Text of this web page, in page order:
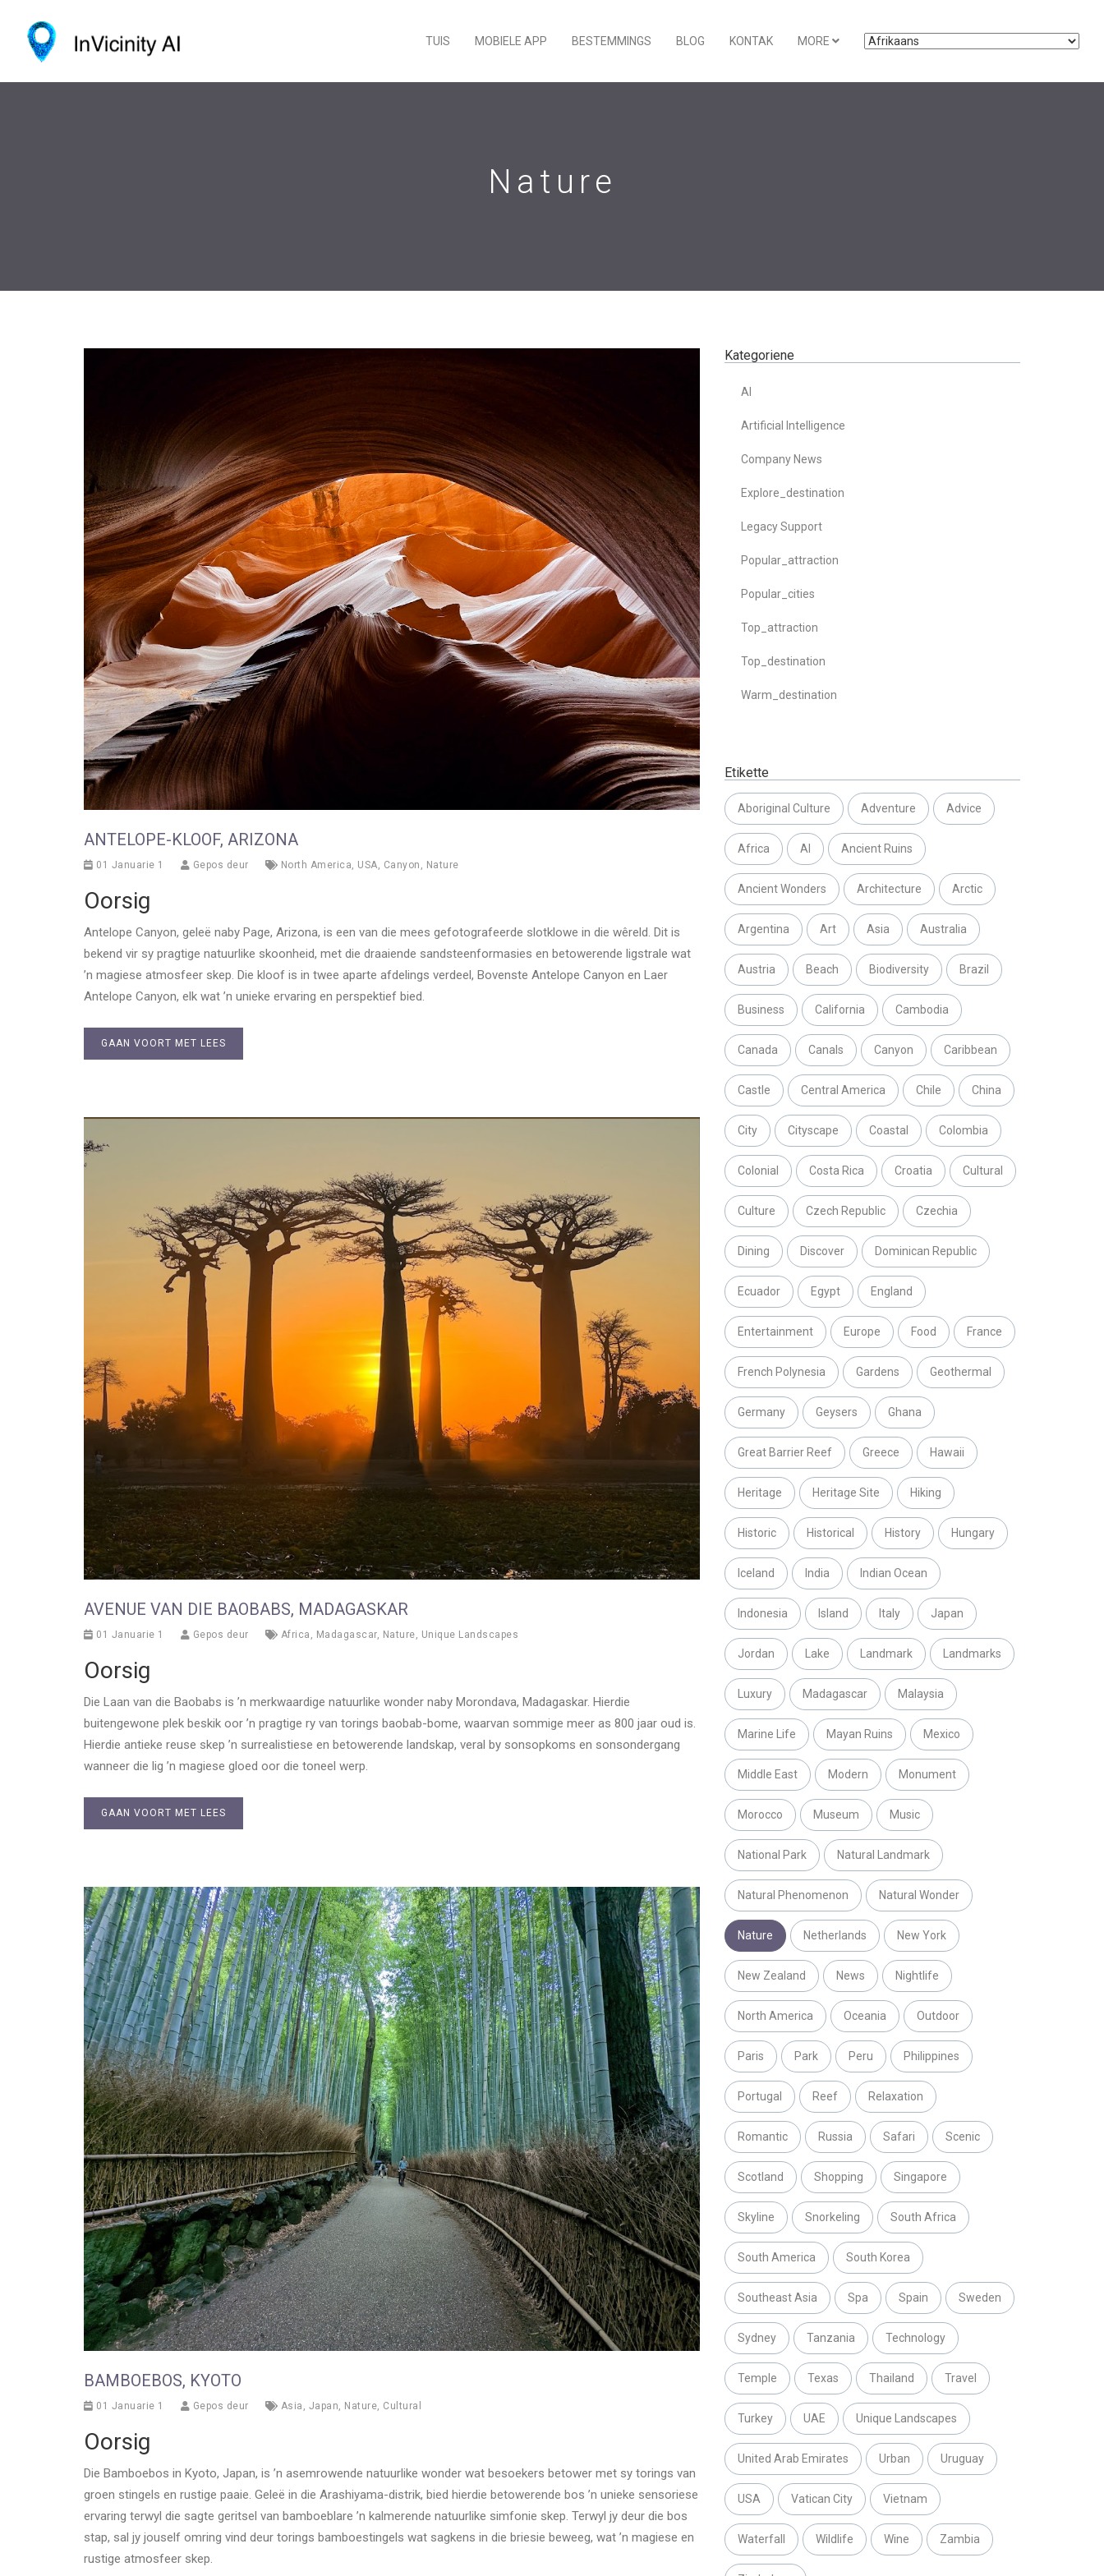
TUIS MOBIELE APP BESTEMMINGS BLOG KONTAK MORE
Nature
ANTELOPE-KLOOF, ARIZONA
01 Januarie 1 Gepos deur North America, USA, Canyon , Nature
Oorsig
Antelope Canyon, geleë naby Page, Arizona, is een van die mees gefotografeerde slotklowe in die wêreld. Dit is
bekend vir sy pragtige natuurlike skoonheid, met die draaiende sandsteenformasies en betowerende ligstrale wat
’n magiese atmosfeer skep. Die kloof is in twee aparte afdelings verdeel, Bovenste Antelope Canyon en Laer
Antelope Canyon, elk wat ’n unieke ervaring en perspektief bied.
GAAN VOORT MET LEES
AVENUE VAN DIE BAOBABS, MADAGASKAR
01 Januarie 1 Gepos deur Africa Madagascar, Nature Unique Landscapes
Oorsig
Die Laan van die Baobabs is ’n merkwaardige natuurlike wonder naby Morondava, Madagaskar. Hierdie
buitengewone plek beskik oor ’n pragtige ry van torings baobab-bome, waarvan sommige meer as 800 jaar oud is.
Hierdie antieke reuse skep ’n surrealistiese en betowerende landskap, veral by sonsopkoms en sonsondergang
wanneer die lig ’n magiese gloed oor die toneel werp.
GAAN VOORT MET LEES
BAMBOEBOS, KYOTO
01 Januarie 1 Gepos deur Asia Japan Nature Cultural
Oorsig
Die Bamboebos in Kyoto, Japan, is ’n asemrowende natuurlike wonder wat besoekers betower met sy torings van
groen stingels en rustige paaie. Geleë in die Arashiyama-distrik, bied hierdie betowerende bos ’n unieke sensoriese
ervaring terwyl die sagte geritsel van bamboeblare ’n kalmerende natuurlike simfonie skep. Terwyl jy deur die bos
stap, sal jy jouself omring vind deur torings bamboestingels wat sagkens in die briesie beweeg, wat ’n magiese en
rustige atmosfeer skep.
Kategoriene
AI
Artificial Intelligence
Company News
Explore_destination
Legacy Support
Popular_attraction
Popular_cities
Top_attraction
Top_destination
Warm_destination
Etikette
Aboriginal Culture Adventure Advice
Africa AI Ancient Ruins
Ancient Wonders Architecture Arctic
Argentina Art Asia Australia
Austria Beach Biodiversity Brazil
Business California Cambodia
Canada Canals Canyon Caribbean
Castle Central America Chile China
City Cityscape Coastal Colombia
Colonial Costa Rica Croatia Cultural
Culture Czech Republic Czechia
Dining Discover Dominican Republic
Ecuador Egypt England
Entertainment Europe Food France
French Polynesia Gardens Geothermal
Germany Geysers Ghana
Great Barrier Reef Greece Hawaii
Heritage Heritage Site Hiking
Historic Historical History Hungary
Iceland India Indian Ocean
Indonesia Island Italy Japan
Jordan Lake Landmark Landmarks
Luxury Madagascar Malaysia
Marine Life Mayan Ruins Mexico
Middle East Modern Monument
Morocco Museum Music
National Park Natural Landmark
Natural Phenomenon Natural Wonder
Nature Netherlands New York
New Zealand News Nightlife
North America Oceania Outdoor
Paris Park Peru Philippines
Portugal Reef Relaxation
Romantic Russia Safari Scenic
Scotland Shopping Singapore
Skyline Snorkeling South Africa
South America South Korea
Southeast Asia Spa Spain Sweden
Sydney Tanzania Technology
Temple Texas Thailand Travel
Turkey UAE Unique Landscapes
United Arab Emirates Urban Uruguay
USA Vatican City Vietnam
Waterfall Wildlife Wine Zambia